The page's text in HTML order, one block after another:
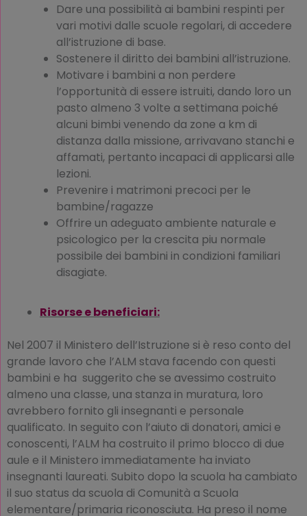
Dare una possibilità ai bambini respinti per
vari motivi dalle scuole regolari, di accedere
all’istruzione di base.
Sostenere il diritto dei bambini all’istruzione.
Motivare i bambini a non perdere
l’opportunità di essere istruiti, dando loro un
pasto almeno 3 volte a settimana poiché
alcuni bimbi venendo da zone a km di
distanza dalla missione, arrivavano stanchi e
affamati, pertanto incapaci di applicarsi alle
lezioni.
Prevenire i matrimoni precoci per le
bambine/ragazze
Offrire un adeguato ambiente naturale e
psicologico per la crescita piu normale
possibile dei bambini in condizioni familiari
disagiate.
Risorse e beneficiari:
Nel 2007 il Ministero dell’Istruzione si è reso conto del
grande lavoro che l’ALM stava facendo con questi
bambini e ha suggerito che se avessimo costruito
almeno una classe, una stanza in muratura, loro
avrebbero fornito gli insegnanti e personale
qualificato. In seguito con l’aiuto di donatori, amici e
conoscenti, l’ALM ha costruito il primo blocco di due
aule e il Ministero immediatamente ha inviato
insegnanti laureati. Subito dopo la scuola ha cambiato
il suo status da scuola di Comunità a Scuola
elementare/primaria riconosciuta. Ha preso il nome